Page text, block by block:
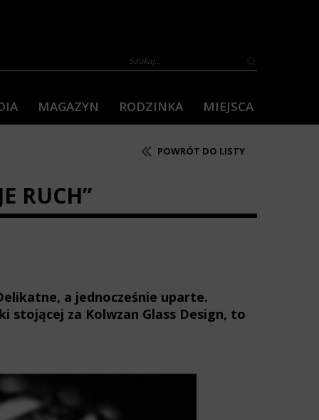
MAGAZYN RODZINKA MIEJSCA
POWRÓT DO LISTY
RUCH”
a jednocześnie uparte.
stojącej za Kolwzan Glass Design, to